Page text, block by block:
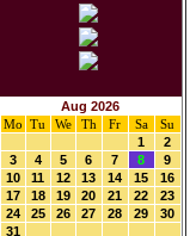
Aug 2026
Mo
Tu We Th Fr Sa
Su
1
2
3
4 5 6 7 8
9
10
11 12 13 14 15
16
17
18 19 20 21 22
23
24
25 26 27 28 29
30
31